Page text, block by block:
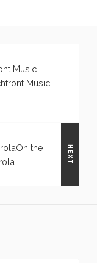
Music
Music
NEXT
On the